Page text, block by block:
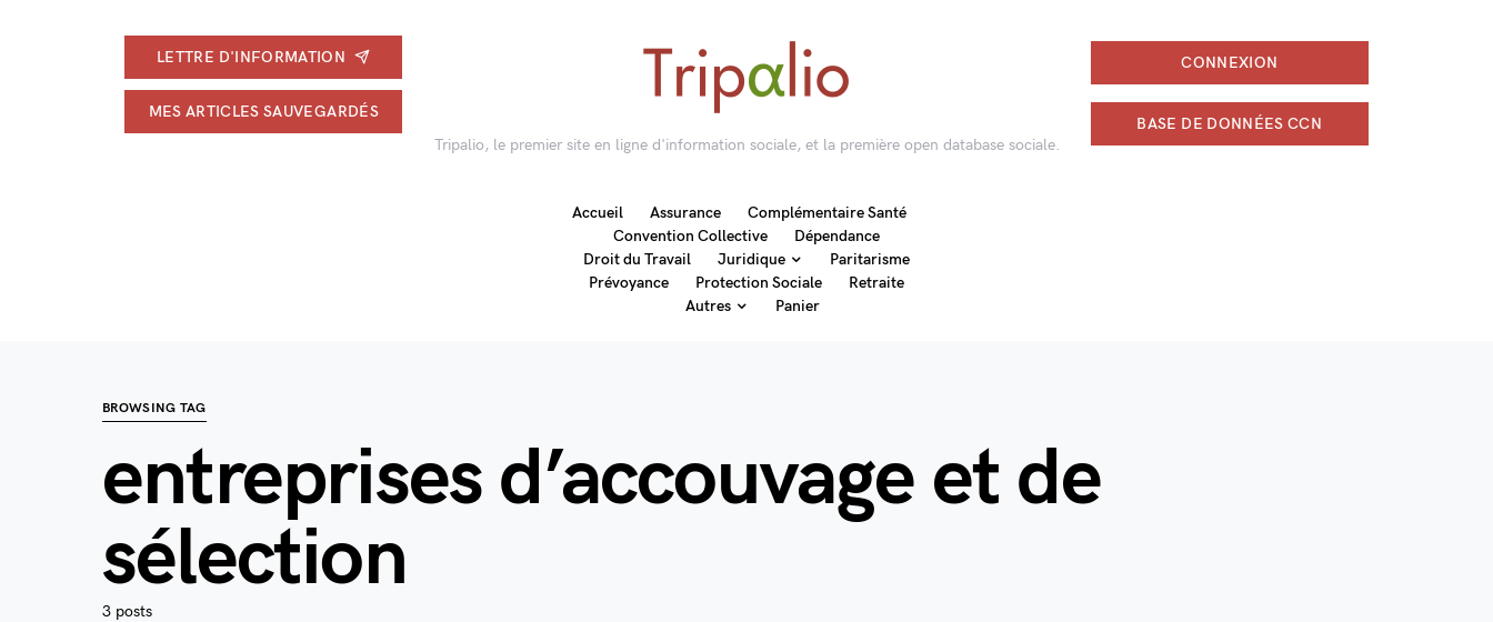
LETTRE D'INFORMATION
MES ARTICLES SAUVEGARDÉS
Tripalio, le premier site en ligne d'information sociale, et la première open database sociale.
CONNEXION
BASE DE DONNÉES CCN
Accueil Assurance
Complémentaire Santé
Convention Collective
Dépendance
Droit du Travail
Juridique
Paritarisme
Prévoyance
Protection Sociale
Retraite
Autres
Panier
BROWSING TAG
entreprises d’accouvage et de
sélection
3 posts